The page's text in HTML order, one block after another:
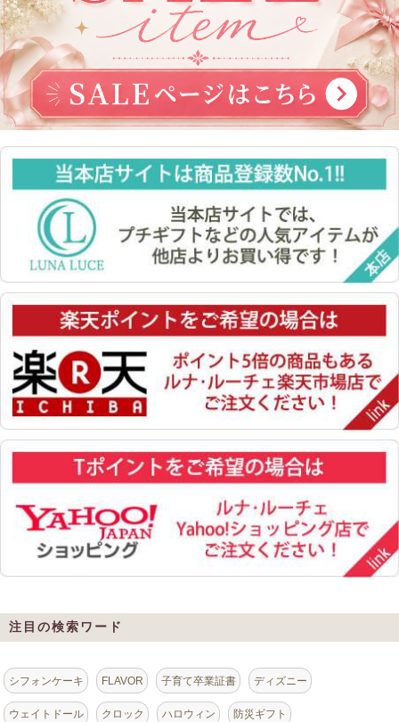
注目の検索ワード
シフォンケーキ FLAVOR 子育て卒業証書 ディズニー
ウェイトドール クロック ハロウィン 防災ギフト